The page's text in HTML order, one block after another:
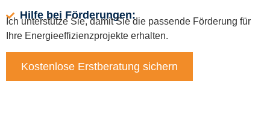
Hilfe bei Förderungen:
Ich unterstütze Sie, damit Sie die passende Förderung für
Ihre Energieeffizienzprojekte erhalten.
Kostenlose Erstberatung sichern